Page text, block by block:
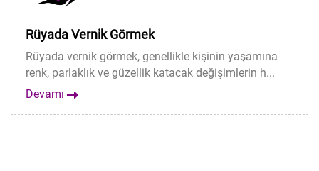
Rüyada Vernik Görmek
Rüyada vernik görmek, genellikle kişinin yaşamına
renk, parlaklık ve güzellik katacak değişimlerin h...
Devamı